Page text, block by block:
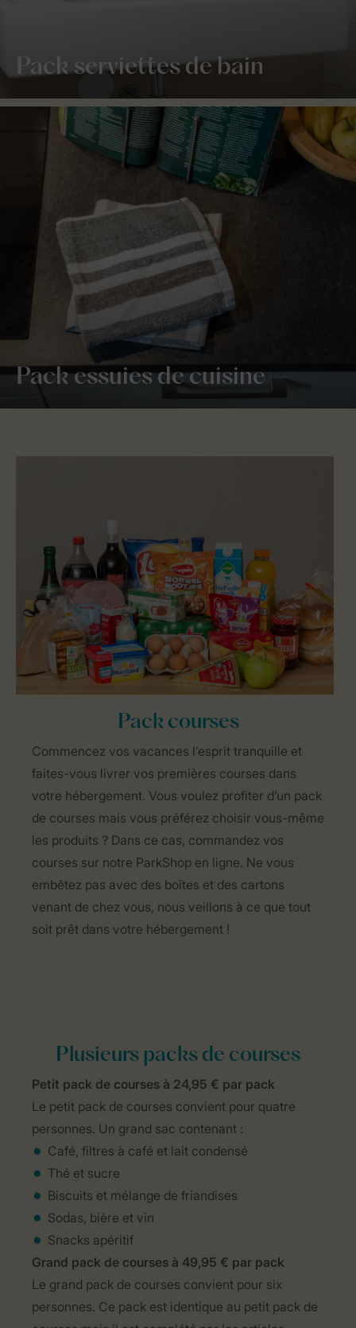
Pack serviettes de bain
Pack essuies de cuisine
Pack courses
Commencez vos vacances l’esprit tranquille et
faites-vous livrer vos premières courses dans
votre hébergement. Vous voulez profiter d’un pack
de courses mais vous préférez choisir vous-même
les produits ? Dans ce cas, commandez vos
courses sur notre ParkShop en ligne. Ne vous
embêtez pas avec des boîtes et des cartons
venant de chez vous, nous veillons à ce que tout
soit prêt dans votre hébergement !
Plusieurs packs de courses
Petit pack de courses à 24,95 € par pack
Le petit pack de courses convient pour quatre
personnes. Un grand sac contenant :
Café, filtres à café et lait condensé
Thé et sucre
Biscuits et mélange de friandises
Sodas, bière et vin
Snacks apéritif
Grand pack de courses à 49,95 € par pack
Le grand pack de courses convient pour six
personnes. Ce pack est identique au petit pack de